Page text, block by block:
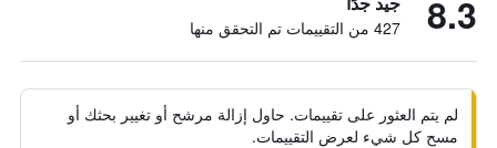
8.3 427 من التقييمات تم التحقق منها
لم يتم العثور على تقييمات. حاول إزالة مرشح أو تغيير بحثك أو
مسح كل شيء لعرض التقييمات.